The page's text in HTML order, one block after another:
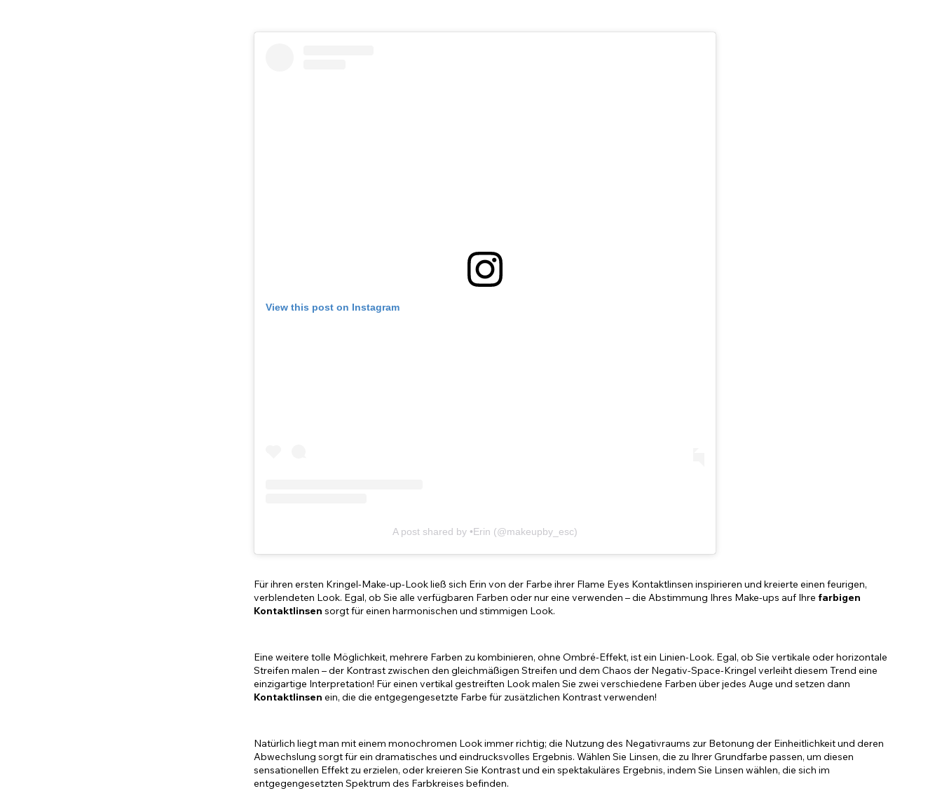
View this post on Instagram
A post shared by •Erin (@makeupby_esc)
Für ihren ersten Kringel-Make-up-Look ließ sich Erin von der Farbe ihrer Flame Eyes Kontaktlinsen inspirieren und kreierte einen feurigen,
verblendeten Look. Egal, ob Sie alle verfügbaren Farben oder nur eine verwenden – die Abstimmung Ihres Make-ups auf Ihre farbigen
Kontaktlinsen sorgt für einen harmonischen und stimmigen Look.
Eine weitere tolle Möglichkeit, mehrere Farben zu kombinieren, ohne Ombré-Effekt, ist ein Linien-Look. Egal, ob Sie vertikale oder horizontale
Streifen malen – der Kontrast zwischen den gleichmäßigen Streifen und dem Chaos der Negativ-Space-Kringel verleiht diesem Trend eine
einzigartige Interpretation! Für einen vertikal gestreiften Look malen Sie zwei verschiedene Farben über jedes Auge und setzen dann
Kontaktlinsen ein, die die entgegengesetzte Farbe für zusätzlichen Kontrast verwenden!
Natürlich liegt man mit einem monochromen Look immer richtig; die Nutzung des Negativraums zur Betonung der Einheitlichkeit und deren
Abwechslung sorgt für ein dramatisches und eindrucksvolles Ergebnis. Wählen Sie Linsen, die zu Ihrer Grundfarbe passen, um diesen
sensationellen Effekt zu erzielen, oder kreieren Sie Kontrast und ein spektakuläres Ergebnis, indem Sie Linsen wählen, die sich im
entgegengesetzten Spektrum des Farbkreises befinden.